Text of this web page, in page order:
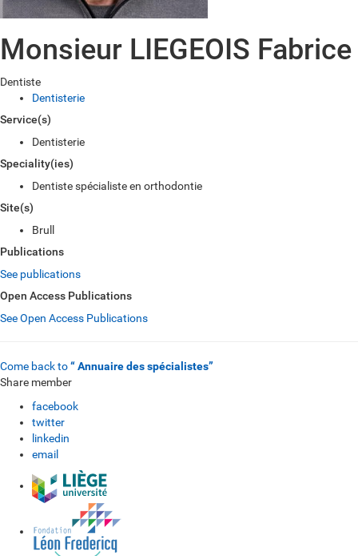
Monsieur LIEGEOIS Fabrice
Dentiste
Dentisterie
Service(s)
Dentisterie
Speciality(ies)
Dentiste spécialiste en orthodontie
Site(s)
Brull
Publications
See publications
Open Access Publications
See Open Access Publications
Come back to“ Annuaire des spécialistes”
Share member
facebook
twitter
linkedin
email